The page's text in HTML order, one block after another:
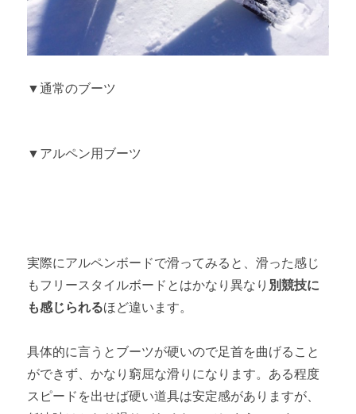
▼通常のブーツ
▼アルペン用ブーツ
実際にアルペンボードで滑ってみると、滑った感じ
もフリースタイルボードとはかなり異なり 別競技に
も感じられるほど違います。
具体的に言うとブーツが硬いので足首を曲げること
ができず、かなり窮屈な滑りになります。ある程度
スピードを出せば硬い道具は安定感がありますが、